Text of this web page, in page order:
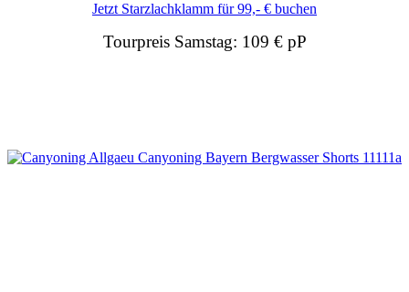
Jetzt Starzlachklamm für 99,- € buchen
Tourpreis Samstag: 109 € pP